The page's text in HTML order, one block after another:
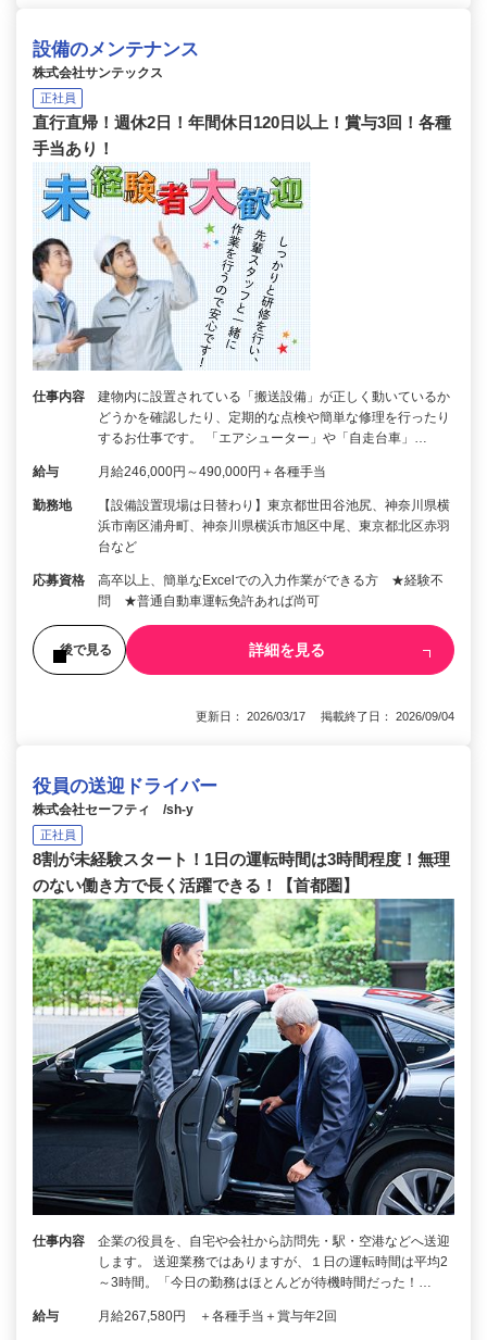
設備のメンテナンス
株式会社サンテックス
正社員
直行直帰！週休2日！年間休日120日以上！賞与3回！各種
手当あり！
仕事内容
建物内に設置されている「搬送設備」が正しく動いているか
どうかを確認したり、定期的な点検や簡単な修理を行ったり
するお仕事です。 「エアシューター」や「自走台車」…
給与 月給246,000円～490,000円＋各種手当
勤務地
【設備設置現場は日替わり】東京都世田谷池尻、神奈川県横
浜市南区浦舟町、神奈川県横浜市旭区中尾、東京都北区赤羽
台など
応募資格
高卒以上、簡単なExcelでの入力作業ができる方 ★経験不
問 ★普通自動車運転免許あれば尚可
後で見る 詳細を見る
更新日： 2026/03/17 掲載終了日： 2026/09/04
役員の送迎ドライバー
株式会社セーフティ /sh-y
正社員
8割が未経験スタート！1日の運転時間は3時間程度！無理
のない働き方で長く活躍できる！【首都圏】
仕事内容
企業の役員を、自宅や会社から訪問先・駅・空港などへ送迎
します。 送迎業務ではありますが、１日の運転時間は平均2
～3時間。「今日の勤務はほとんどが待機時間だった！…
給与 月給267,580円 ＋各種手当＋賞与年2回